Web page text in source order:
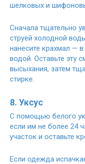
шелковых и
Сначала тщательно
струей холодной
нанесите крахмал —
водой. Оставьте эту
высыхания, затем
стирке.
8. Уксус
С помощью белого
если им не более 24
участок и оставьте
Если одежда